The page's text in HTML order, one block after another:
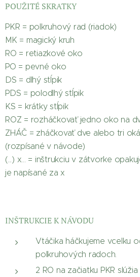
POUŽITÉ SKRATKY
PKR = polkruhový rad (riadok)
MK = magický kruh
RO = retiazkové oko
PO = pevné oko
DS = dlhý stĺpik
PDS = polodlhý stĺpik
KS = krátky stĺpik
ROZ = rozháčkovať jedno oko na
ZHÁČ = zháčkovať dve alebo tri
(rozpísané v návode)
(...) x... = inštrukciu v zátvorke
je napísané za x
INŠTRUKCIE K NÁVODU
Vtáčika háčkujeme vcelku
polkruhových radoch.
2 RO na začiatku PKR